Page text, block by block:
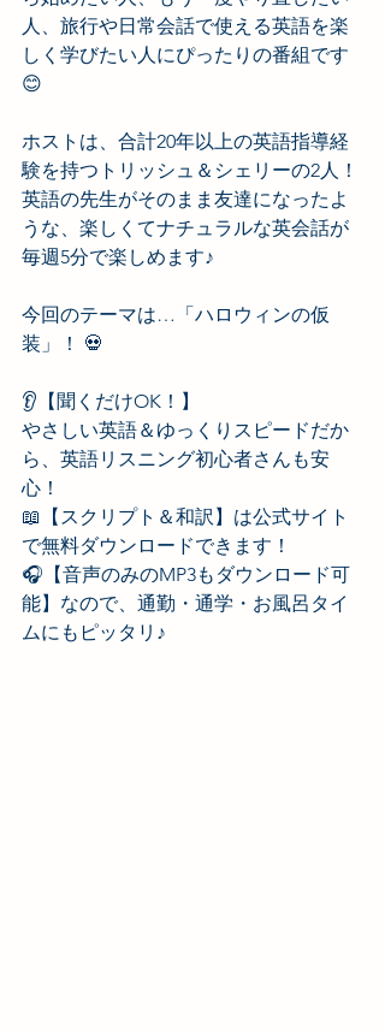
人、旅行や日常会話で使える英語を楽
しく学びたい人にぴったりの番組です
😊
ホストは、合計20年以上の英語指導経
験を持つトリッシュ＆シェリーの2人！
英語の先生がそのまま友達になったよ
うな、楽しくてナチュラルな英会話が
毎週5分で楽しめます♪
今回のテーマは…「ハロウィンの仮
装」！ 💀
👂【聞くだけOK！】
やさしい英語＆ゆっくりスピードだか
ら、英語リスニング初心者さんも安
心！
📖【スクリプト＆和訳】は公式サイト
で無料ダウンロードできます！
🎧【音声のみのMP3もダウンロード可
能】なので、通勤・通学・お風呂タイ
ムにもピッタリ♪